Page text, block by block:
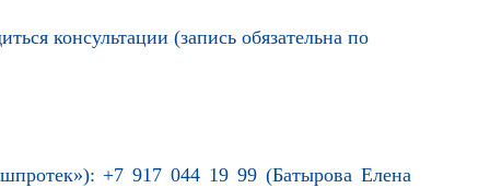
консультации (запись обязательна по
+7 917 044 19 99 (Батырова Елена